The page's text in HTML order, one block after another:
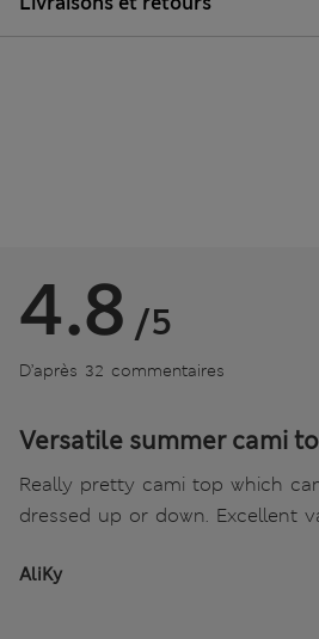
4.8 /5
D’après 32 commentaires
Versatile summer cami
Really pretty cami top which
dressed up or down. Excellent
AliKy